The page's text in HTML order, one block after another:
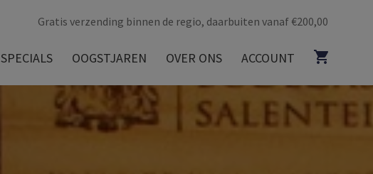
Gratis verzending binnen de regio, daarbuiten vanaf €200,00
SPECIALS OOGSTJAREN OVER ONS ACCOUNT